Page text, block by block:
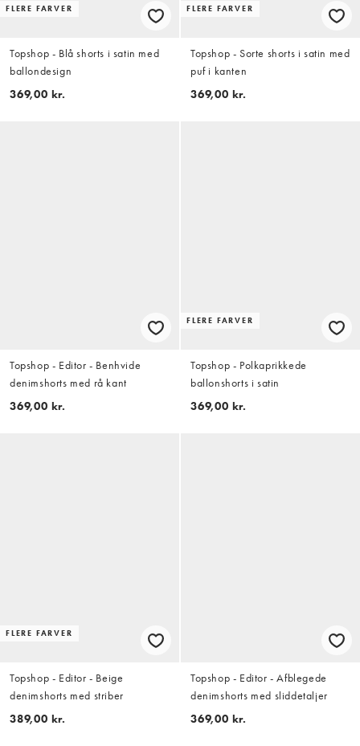
FLERE FARVER
Topshop - Blå shorts i satin med
ballondesign
369,00 kr.
FLERE FARVER
Topshop - Sorte shorts i satin med
puf i kanten
369,00 kr.
Topshop - Editor - Benhvide
denimshorts med rå kant
369,00 kr.
FLERE FARVER
Topshop - Polkaprikkede
ballonshorts i satin
369,00 kr.
FLERE FARVER
Topshop - Editor - Beige
denimshorts med striber
389,00 kr.
Topshop - Editor - Afblegede
denimshorts med sliddetaljer
369,00 kr.